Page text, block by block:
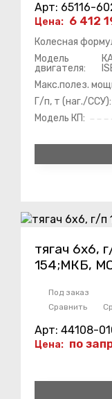
Арт: 65116-
Цена: 6 412
Колесная
Модель
двигателя:
Макс.полез.
Г/п, т (наг./ССУ):
Модель КП:
тягач 6х6,
154;МКБ,
Под заказ
Сравнить
Арт: 44108-
Цена: по